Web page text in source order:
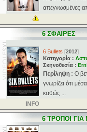
απεγνωσμένες
6 ΣΦΑΙΡΕΣ
6 Bullets [2012]
Κατηγορία :
Σκηνοθεσία :
Περίληψη : Ο
γνωρίζει ότι
καθώς ...
INFO
6 ΤΡΟΠΟΙ